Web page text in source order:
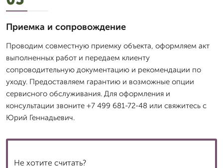
Приемка и сопровождение
Проводим совместную приемку объекта, оформляем акт
выполненных работ и передаем клиенту
сопроводительную документацию и рекомендации по
уходу. Предоставляем гарантию и возможные опции
сервисного обслуживания. Для оформления и
консультации звоните +7 499 681-72-48 или свяжитесь с
Юрий Геннадьевич.
Не хотите считать?